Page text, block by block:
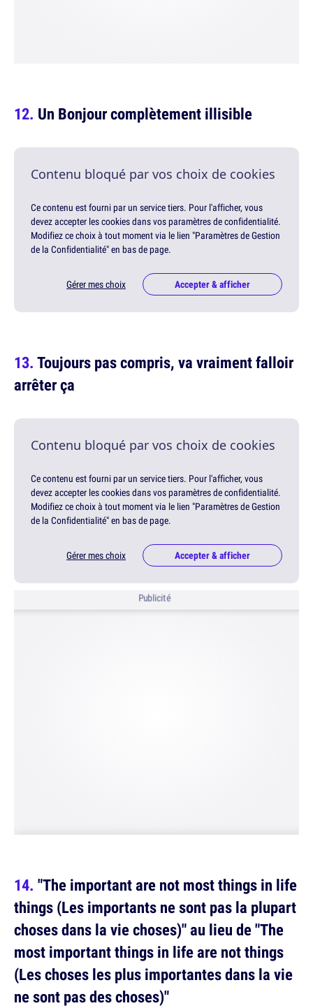
Un Bonjour complètement illisible
Contenu bloqué par vos choix de cookies
Ce contenu est fourni par un service tiers. Pour l'afficher, vous
devez accepter les cookies dans vos paramètres de confidentialité.
Modifiez ce choix à tout moment via le lien "Paramètres de Gestion
de la Confidentialité" en bas de page.
Gérer mes choix Accepter & afficher
Toujours pas compris, va vraiment falloir
arrêter ça
Contenu bloqué par vos choix de cookies
Ce contenu est fourni par un service tiers. Pour l'afficher, vous
devez accepter les cookies dans vos paramètres de confidentialité.
Modifiez ce choix à tout moment via le lien "Paramètres de Gestion
de la Confidentialité" en bas de page.
Gérer mes choix Accepter & afficher
Publicité
"The important are not most things in life
things (Les importants ne sont pas la plupart
choses dans la vie choses)" au lieu de "The
most important things in life are not things
(Les choses les plus importantes dans la vie
ne sont pas des choses)"